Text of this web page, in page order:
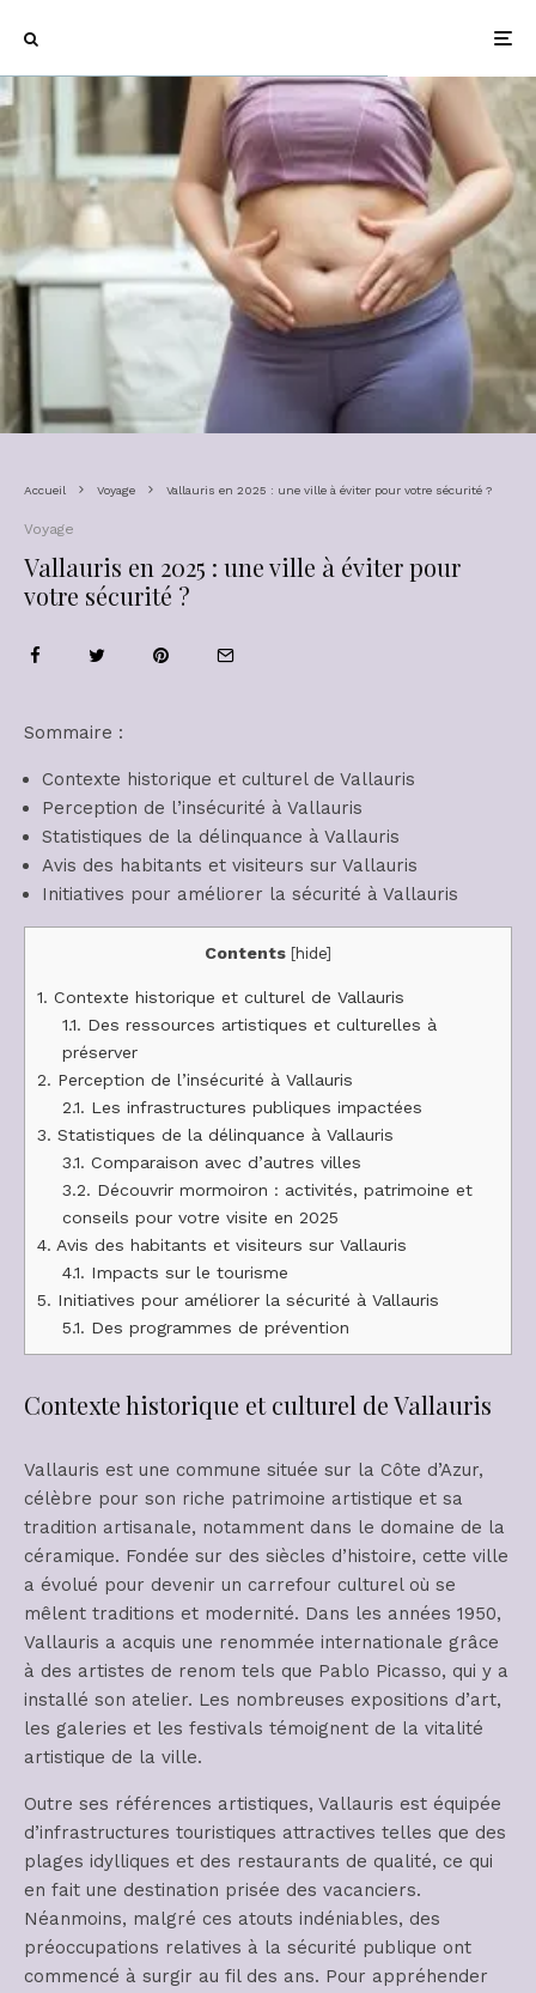
Accueil Voyage Vallauris en 2025 : une ville à éviter pour votre sécurité ?
Voyage
Vallauris en 2025 : une ville à éviter pour
votre sécurité ?
Sommaire :
Contexte historique et culturel de Vallauris
Perception de l’insécurité à Vallauris
Statistiques de la délinquance à Vallauris
Avis des habitants et visiteurs sur Vallauris
Initiatives pour améliorer la sécurité à Vallauris
Contents [hide]
1. Contexte historique et culturel de Vallauris
1.1. Des ressources artistiques et culturelles à
préserver
2. Perception de l’insécurité à Vallauris
2.1. Les infrastructures publiques impactées
3. Statistiques de la délinquance à Vallauris
3.1. Comparaison avec d’autres villes
3.2. Découvrir mormoiron : activités, patrimoine et
conseils pour votre visite en 2025
4. Avis des habitants et visiteurs sur Vallauris
4.1. Impacts sur le tourisme
5. Initiatives pour améliorer la sécurité à Vallauris
5.1. Des programmes de prévention
Contexte historique et culturel de Vallauris
Vallauris est une commune située sur la Côte d’Azur,
célèbre pour son riche patrimoine artistique et sa
tradition artisanale, notamment dans le domaine de la
céramique. Fondée sur des siècles d’histoire, cette ville
a évolué pour devenir un carrefour culturel où se
mêlent traditions et modernité. Dans les années 1950,
Vallauris a acquis une renommée internationale grâce
à des artistes de renom tels que Pablo Picasso, qui y a
installé son atelier. Les nombreuses expositions d’art,
les galeries et les festivals témoignent de la vitalité
artistique de la ville.
Outre ses références artistiques, Vallauris est équipée
d’infrastructures touristiques attractives telles que des
plages idylliques et des restaurants de qualité, ce qui
en fait une destination prisée des vacanciers.
Néanmoins, malgré ces atouts indéniables, des
préoccupations relatives à la sécurité publique ont
commencé à surgir au fil des ans. Pour appréhender